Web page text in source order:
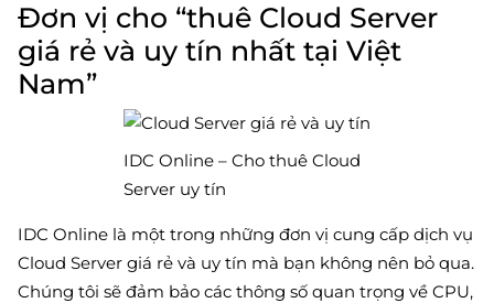
Đơn vị cho “thuê Cloud Server
giá rẻ và uy tín nhất tại Việt
Nam”
IDC Online – Cho thuê Cloud
Server uy tín
IDC Online là một trong những đơn vị cung cấp dịch vụ
Cloud Server giá rẻ và uy tín mà bạn không nên bỏ qua.
Chúng tôi sẽ đảm bảo các thông số quan trọng về CPU,